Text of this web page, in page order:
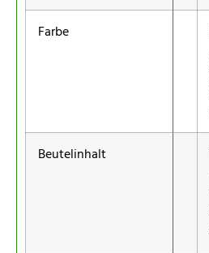
Farbe
Beutelinhalt